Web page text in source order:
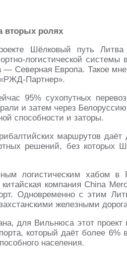
вторых ролях
Шёлковый путь
логистической
Северная Европа. Такое
Партнер».
95% сухопутных
и затем через
способности и заторы.
маршрутов
решений, без которых
логистическим хабом
компания China
Одновременно с этим
железными
для Вильнюса этот проект
который даёт более
населения.